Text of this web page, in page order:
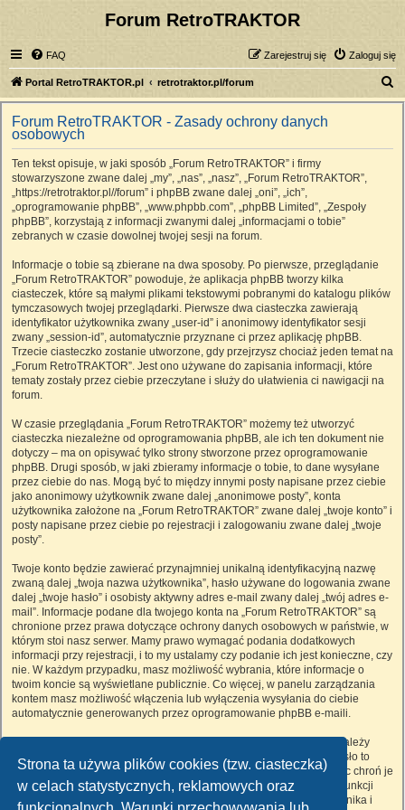
Strona ta używa plików cookies (tzw. ciasteczka)
w celach statystycznych, reklamowych oraz
Forum RetroTRAKTOR
FAQ Zaloguj się
Zarejestruj się
Portal RetroTRAKTOR.pl retrotraktor.pl/forum
z
Forum RetroTRAKTOR - Zasady ochrony danych
osobowych
Ten tekst opisuje, w jaki sposób „Forum RetroTRAKTOR” i firmy
stowarzyszone zwane dalej „my”, „nas”, „nasz”, „Forum RetroTRAKTOR”,
„https://retrotraktor.pl//forum” i phpBB zwane dalej „oni”, „ich”,
„oprogramowanie phpBB”, „www.phpbb.com”, „phpBB Limited”, „Zespoły
phpBB”, korzystają z informacji zwanymi dalej „informacjami o tobie”
zebranych w czasie dowolnej twojej sesji na forum.
Informacje o tobie są zbierane na dwa sposoby. Po pierwsze, przeglądanie
„Forum RetroTRAKTOR” powoduje, że aplikacja phpBB tworzy kilka
ciasteczek, które są małymi plikami tekstowymi pobranymi do katalogu plików
tymczasowych twojej przeglądarki. Pierwsze dwa ciasteczka zawierają
identyfikator użytkownika zwany „user-id” i anonimowy identyfikator sesji
zwany „session-id”, automatycznie przyznane ci przez aplikację phpBB.
Trzecie ciasteczko zostanie utworzone, gdy przejrzysz chociaż jeden temat na
„Forum RetroTRAKTOR”. Jest ono używane do zapisania informacji, które
tematy zostały przez ciebie przeczytane i służy do ułatwienia ci nawigacji na
forum.
W czasie przeglądania „Forum RetroTRAKTOR” możemy też utworzyć
ciasteczka niezależne od oprogramowania phpBB, ale ich ten dokument nie
dotyczy – ma on opisywać tylko strony stworzone przez oprogramowanie
phpBB. Drugi sposób, w jaki zbieramy informacje o tobie, to dane wysyłane
przez ciebie do nas. Mogą być to między innymi posty napisane przez ciebie
jako anonimowy użytkownik zwane dalej „anonimowe posty”, konta
użytkownika założone na „Forum RetroTRAKTOR” zwane dalej „twoje konto” i
posty napisane przez ciebie po rejestracji i zalogowaniu zwane dalej „twoje
posty”.
Twoje konto będzie zawierać przynajmniej unikalną identyfikacyjną nazwę
zwaną dalej „twoja nazwa użytkownika”, hasło używane do logowania zwane
dalej „twoje hasło” i osobisty aktywny adres e-mail zwany dalej „twój adres e-
mail”. Informacje podane dla twojego konta na „Forum RetroTRAKTOR” są
chronione przez prawa dotyczące ochrony danych osobowych w państwie, w
którym stoi nasz serwer. Mamy prawo wymagać podania dodatkowych
informacji przy rejestracji, i to my ustalamy czy podanie ich jest konieczne, czy
nie. W każdym przypadku, masz możliwość wybrania, które informacje o
twoim koncie są wyświetlane publicznie. Co więcej, w panelu zarządzania
kontem masz możliwość włączenia lub wyłączenia wysyłania do ciebie
automatycznie generowanych przez oprogramowanie phpBB e-maili.
Twoje hasło jest zaszyfrowane, więc jest bezpieczne, niemniej nie należy
używać tego samego hasła na różnych witrynach internetowych. Hasło to
umożliwia dostęp do twojego konta na „Forum RetroTRAKTOR”, więc chroń je
i w żadnym wypadku nie podawajnikomu. Jeśli je zapomnisz, użyj funkcji
„Nie pamiętam hasła”. Witryna poprosi cię o podanie nazwy użytkownika i